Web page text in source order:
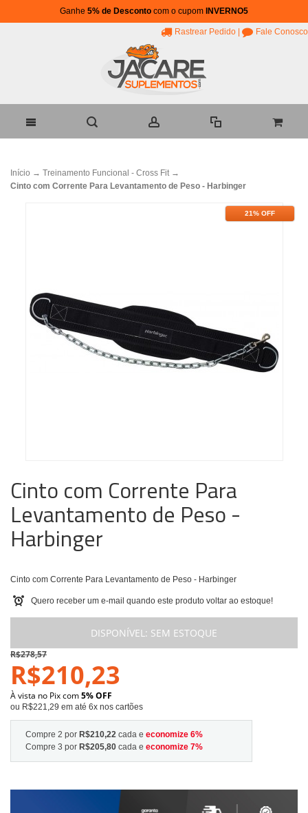
Ganhe 5% de Desconto com o cupom INVERNO5
Rastrear Pedido Fale Conosco
Início → Treinamento Funcional - Cross Fit →
Cinto com Corrente Para Levantamento de Peso - Harbinger
21% OFF
Cinto com Corrente Para
Levantamento de Peso -
Harbinger
Cinto com Corrente Para Levantamento de Peso - Harbinger
Quero receber um e-mail quando este produto voltar ao estoque!
DISPONÍVEL: SEM ESTOQUE
R$278,57
R$210,23
À vista no Pix com5% OFF
ou R$221,29 em até 6x nos cartões
Compre 2 por R$210,22 cada e economize 6%
Compre 3 por R$205,80 cada e economize 7%